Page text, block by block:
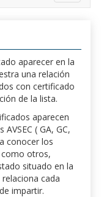
aparecer en la
una relación
con certificado
de la lista.
aparecen
( GA, GC,
conocer los
otros,
situado en la
cada
impartir.